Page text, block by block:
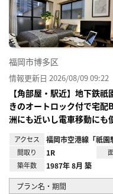
福岡市博多区
情報更新日 2026/08/09 09:22
【角部屋・駅近】地下鉄
きのオートロック付で宅
洲にも近いし電車移動にも
アクセス 福岡市空港線「祇園
間取り 1R
築年数 1987年 8月 築
プラン名・期間